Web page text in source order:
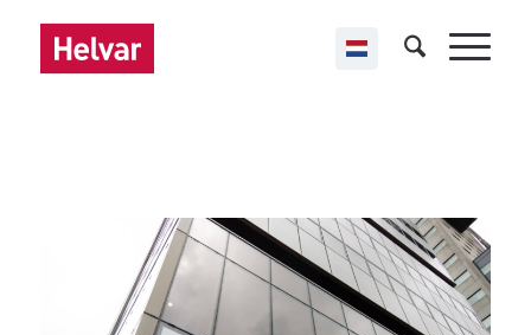
Rotterdam Building
Rotterdam